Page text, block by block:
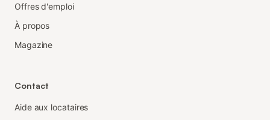
Offres d'emploi
À propos
Magazine
Contact
Aide aux locataires